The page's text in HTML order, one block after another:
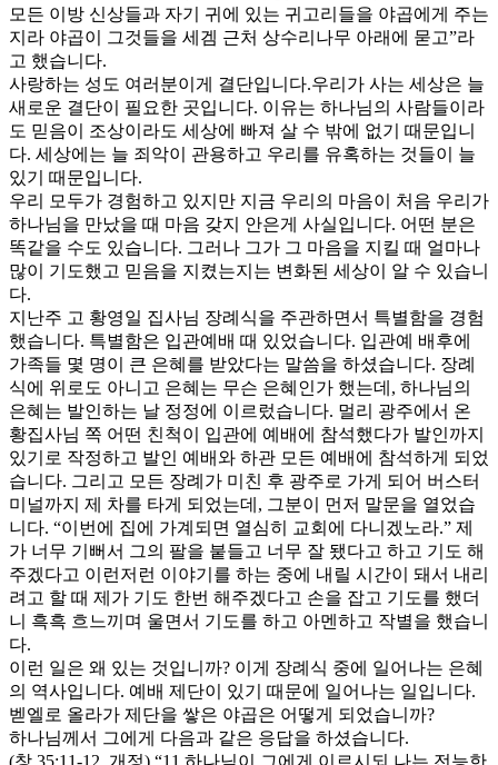
모든 이방 신상들과 자기 귀에 있는 귀고리들을 야곱에게 주는
지라 야곱이 그것들을 세겜 근처 상수리나무 아래에 묻고”라
고 했습니다.
사랑하는 성도 여러분이게 결단입니다.우리가 사는 세상은 늘
새로운 결단이 필요한 곳입니다. 이유는 하나님의 사람들이라
도 믿음이 조상이라도 세상에 빠져 살 수 밖에 없기 때문입니
다. 세상에는 늘 죄악이 관용하고 우리를 유혹하는 것들이 늘
있기 때문입니다.
우리 모두가 경험하고 있지만 지금 우리의 마음이 처음 우리가
하나님을 만났을 때 마음 갖지 안은게 사실입니다. 어떤 분은
똑같을 수도 있습니다. 그러나 그가 그 마음을 지킬 때 얼마나
많이 기도했고 믿음을 지켰는지는 변화된 세상이 알 수 있습니
다.
지난주 고 황영일 집사님 장례식을 주관하면서 특별함을 경험
했습니다. 특별함은 입관예배 때 있었습니다. 입관예 배후에
가족들 몇 명이 큰 은혜를 받았다는 말씀을 하셨습니다. 장례
식에 위로도 아니고 은혜는 무슨 은혜인가 했는데, 하나님의
은혜는 발인하는 날 정정에 이르렀습니다. 멀리 광주에서 온
황집사님 쪽 어떤 친척이 입관에 예배에 참석했다가 발인까지
있기로 작정하고 발인 예배와 하관 모든 예배에 참석하게 되었
습니다. 그리고 모든 장례가 미친 후 광주로 가게 되어 버스터
미널까지 제 차를 타게 되었는데, 그분이 먼저 말문을 열었습
니다. “이번에 집에 가계되면 열심히 교회에 다니겠노라.” 제
가 너무 기뻐서 그의 팔을 붙들고 너무 잘 됐다고 하고 기도 해
주겠다고 이런저런 이야기를 하는 중에 내릴 시간이 돼서 내리
려고 할 때 제가 기도 한번 해주겠다고 손을 잡고 기도를 했더
니 흑흑 흐느끼며 울면서 기도를 하고 아멘하고 작별을 했습니
다.
이런 일은 왜 있는 것입니까? 이게 장례식 중에 일어나는 은혜
의 역사입니다. 예배 제단이 있기 때문에 일어나는 일입니다.
벧엘로 올라가 제단을 쌓은 야곱은 어떻게 되었습니까?
하나님께서 그에게 다음과 같은 응답을 하셨습니다.